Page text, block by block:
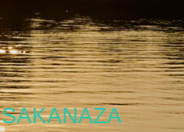
SAKANAZA